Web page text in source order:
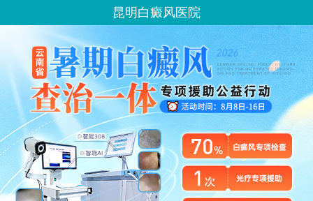
昆明白癜风医院